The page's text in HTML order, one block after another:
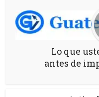
Lo que
antes de